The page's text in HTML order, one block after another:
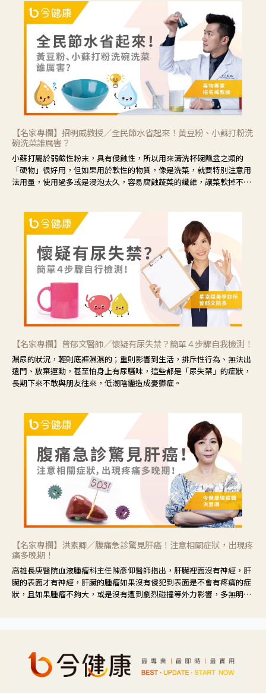
候就要使用菊花、金銀花來治療；假如單純的眼睛乾澀，結膜沒有紅，
眼睛周圍沒有眼屎，這種情況是屬於「陰虛」，就可以使用枸杞、蓮
藕、麥門冬、山藥等比較滋潤的藥材，效果就更顯著。
【名家專欄】招明威教授／全民節水省起來！黃豆粉、小蘇打粉洗
碗洗菜誰厲害？
小蘇打屬於弱鹼性粉末，具有侵蝕性，所以用來清洗杯碗瓢盆之類的
「硬物」很好用，但如果用於軟性的物質，像是洗菜，就要特別注意用
法用量，使用過多或是浸泡太久，容易腐蝕蔬菜的纖維，讓菜軟掉不清
【名家專欄】曾郁文醫師／懷疑有尿失禁？簡單４步驟自我檢測！
漏尿的狀況，輕則底褲濕濕的；重則影響到生活，排斥性行為、無法出
遠門、放棄運動，甚至怕身上有尿騷味，這些都是「尿失禁」的症狀，
長期下來不敢與朋友往來，低潮陰霾造成憂鬱症。
【名家專欄】洪素卿／腹痛急診驚見肝癌！注意相關症狀，出現疼
痛多晚期！
高雄長庚醫院血液腫瘤科主任陳彥仰醫師指出，肝臟裡面沒有神經，肝
臟的表面才有神經，肝臟的腫瘤如果沒有侵犯到表面是不會有疼痛的症
狀，且如果腫瘤不夠大，或是沒有遭到劇烈碰撞等外力影響，多無明顯